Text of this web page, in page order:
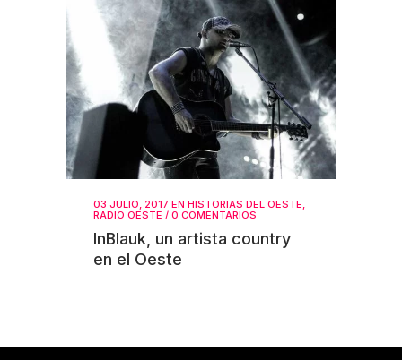
03 JULIO, 2017 EN HISTORIAS DEL OESTE,
RADIO OESTE / 0 COMENTARIOS
InBlauk, un artista country
en el Oeste